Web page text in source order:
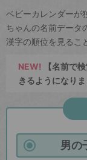
ベビーカレンダーが
ちゃんの名前データ
漢字の順位を見るこ
NEW! 【名前で
きるようになりま
男の